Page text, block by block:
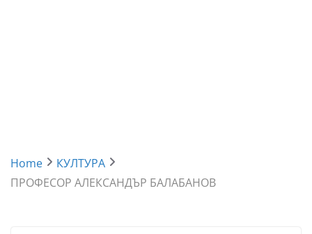
Home
КУЛТУРА
ПРОФЕСОР АЛЕКСАНДЪР БАЛАБАНОВ